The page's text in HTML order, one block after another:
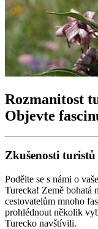
Rozmanitost
Objevte
Zkušenosti turistů
Podělte se s námi o
Turecka! Země bohatá
cestovatelům mnoho
prohlédnout několik
Turecko navštívili.